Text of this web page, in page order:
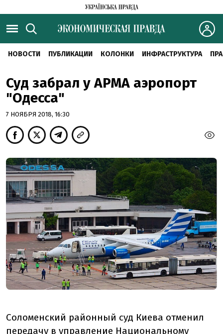
НОВОСТИ ПУБЛИКАЦИИ КОЛОНКИ ИНФРАСТРУКТУРА
Суд забрал у АРМА аэропорт
"Одесса"
7 НОЯБРЯ 2018, 16:30
Соломенский районный суд Киева отменил
передачу в управление Национальному